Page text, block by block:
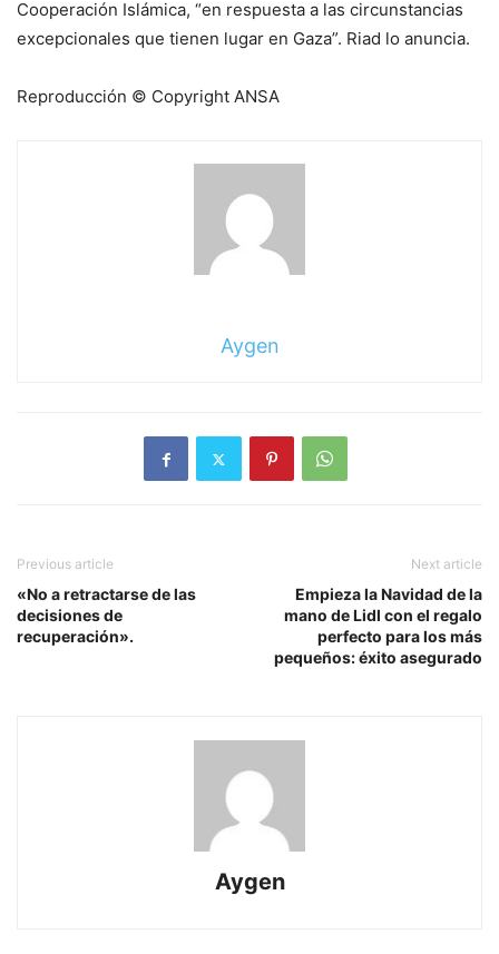
Cooperación Islámica, “en respuesta a las circunstancias
excepcionales que tienen lugar en Gaza”. Riad lo anuncia.
Reproducción © Copyright ANSA
Aygen
Previous article
«No a retractarse de las
decisiones de
recuperación».
Next article
Empieza la Navidad de la
mano de Lidl con el regalo
perfecto para los más
pequeños: éxito asegurado
Aygen